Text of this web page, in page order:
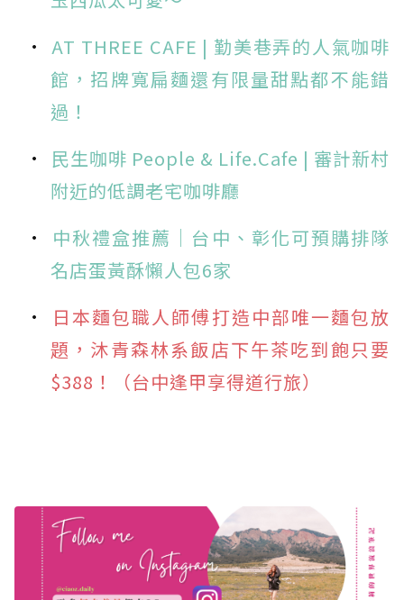
AT THREE CAFE | 勤美巷弄的人氣咖啡
館，招牌寬扁麵還有限量甜點都不能錯
過！
民生咖啡 People & Life.Cafe | 審計新村
附近的低調老宅咖啡廳
中秋禮盒推薦｜台中、彰化可預購排隊
名店蛋黃酥懶人包6家
日本麵包職人師傅打造中部唯一麵包放
題，沐青森林系飯店下午茶吃到飽只要
$388！（台中逢甲享得道行旅）